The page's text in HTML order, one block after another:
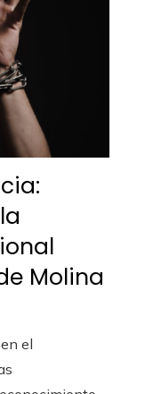
Molina
el